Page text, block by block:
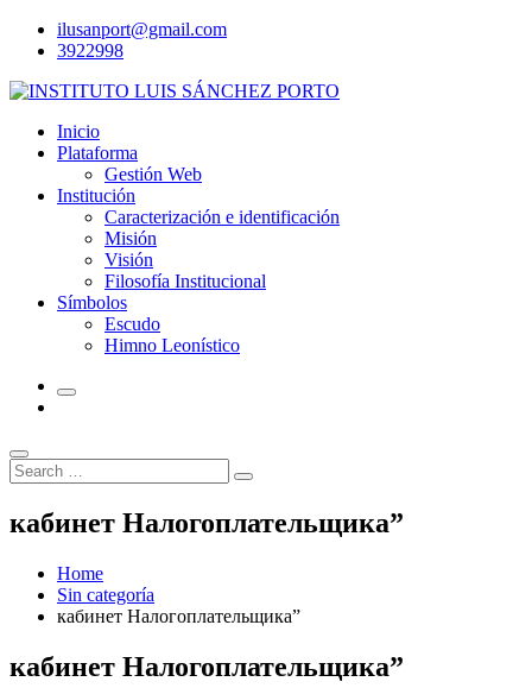
Skip
ilusanport@gmail.com
3922998
Inicio
Plataforma
Gestión Web
Institución
Caracterización e identificación
Misión
Visión
Filosofía Institucional
Símbolos
Escudo
Himno Leonístico
Search
for:
Search
кабинет Налогоплательщика”
Home
Sin categoría
кабинет Налогоплательщика”
кабинет Налогоплательщика”